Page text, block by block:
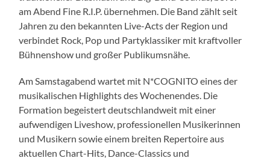
am Abend Fine R.I.P. übernehmen. Die Band zählt seit
Jahren zu den bekannten Live-Acts der Region und
verbindet Rock, Pop und Partyklassiker mit kraftvoller
Bühnenshow und großer Publikumsnähe.
Am Samstagabend wartet mit N*COGNITO eines der
musikalischen Highlights des Wochenendes. Die
Formation begeistert deutschlandweit mit einer
aufwendigen Liveshow, professionellen Musikerinnen
und Musikern sowie einem breiten Repertoire aus
aktuellen Chart-Hits, Dance-Classics und